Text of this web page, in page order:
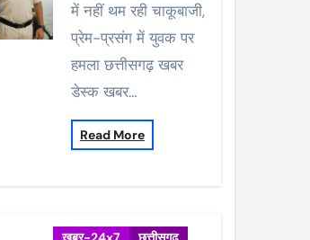
में नहीं थम रही चाकूबाजी,
प्रेम-प्रसंग में युवक पर
हमला छत्तीसगढ़ खबर
डेस्क खबर…
Read More